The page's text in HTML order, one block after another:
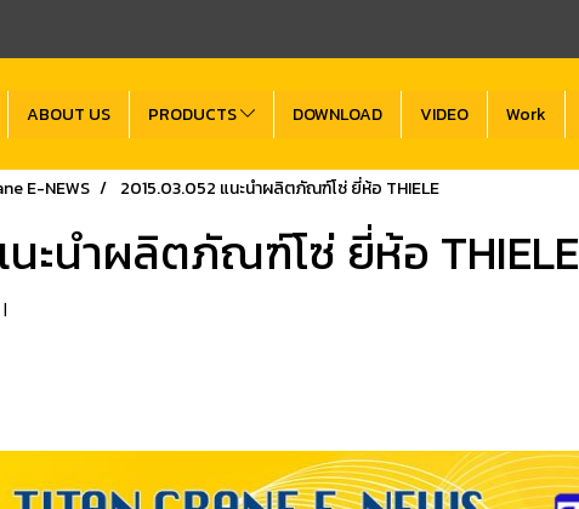
ABOUT US PRODUCTS DOWNLOAD VIDEO Work
E-NEWS 2015.03.052 แนะนำผลิตภัณฑ์โซ่ ยี่ห้อ THIELE
นะนำผลิตภัณฑ์โซ่ ยี่ห้อ THIELE
|